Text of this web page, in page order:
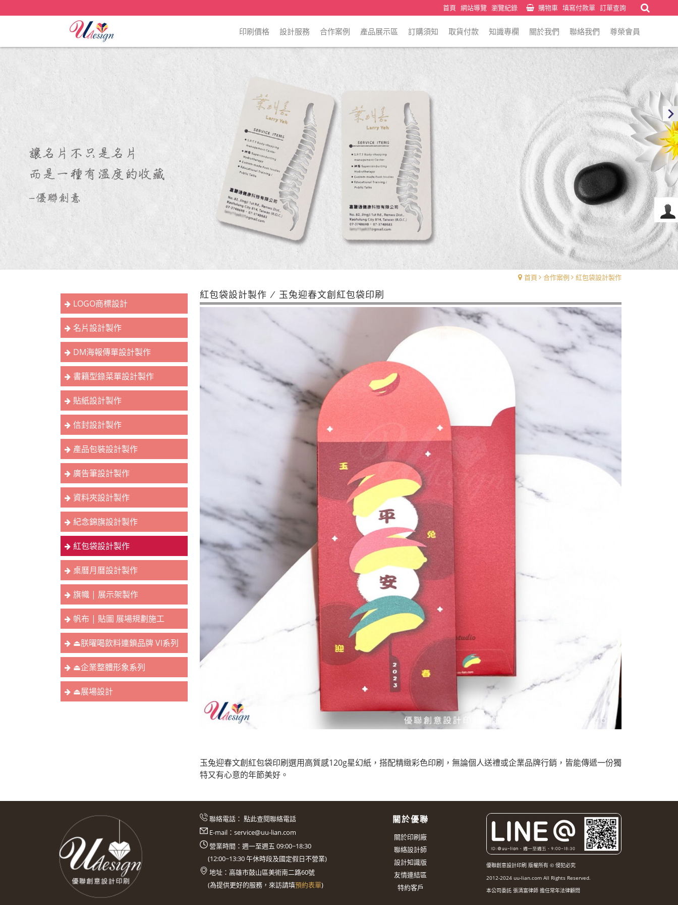
首頁 網站導覽 瀏覽紀錄 購物車 填寫付款單 訂單查詢
印刷價格 設計服務 合作案例 產品展示區 訂購須知 取貨付款 知識專欄 關於我們 聯絡我們 尊榮會員
首頁 合作案例 紅包袋設計製作
LOGO商標設計
名片設計製作
DM海報傳單設計製作
書籍型錄菜單設計製作
貼紙設計製作
信封設計製作
產品包裝設計製作
廣告筆設計製作
資料夾設計製作
紀念錦旗設計製作
紅包袋設計製作
桌曆月曆設計製作
旗幟 | 展示架製作
帆布 | 貼圖 展場規劃施工
⏏︎朕曜喝飲料連鎖品牌 VI系列
⏏︎企業整體形象系列
⏏︎展場設計
紅包袋設計製作 / 玉兔迎春文創紅包袋印刷
玉兔迎春文創紅包袋印刷選用高質感120g星幻紙，搭配精緻彩色印刷，無論個人送禮或企業品牌行銷，皆能傳遞一份獨
特又有心意的年節美好。
聯絡電話： 點此查閱聯絡電話
E-mail： service@uu-lian.com
營業時間：週一至週五 09:00~18:30
(12:00~13:30午休時段及國定假日不營業)
地址： 高雄市鼓山區美術南二路60號
(為提供更好的服務，來訪請填預約表單)
關於優聯
關於印刷廠
聯絡設計師
設計知識版
友情連結區
特約客戶
優聯創意設計印刷 版權所有 © 侵犯必究
2012-2024 uu-lian.com All Rights Reserved.
本公司委託 張清富律師 擔任常年法律顧問